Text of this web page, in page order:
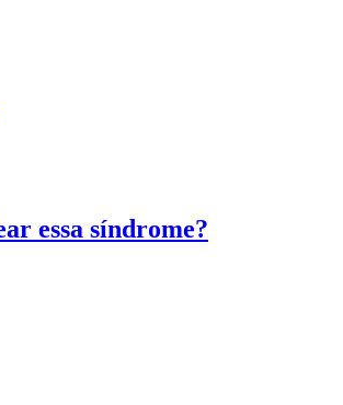
essa síndrome?